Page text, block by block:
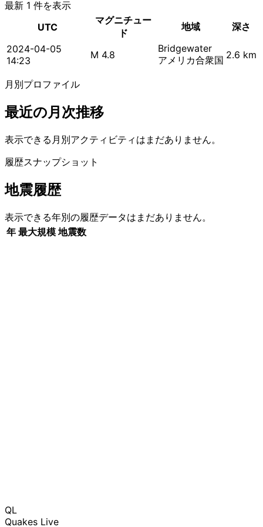
最新 1 件を表示
UTC
マグニチュー
ド
地域
深さ
2024-04-05
14:23
M 4.8
Bridgewater
アメリカ合衆国 2.6 km
月別プロファイル
最近の月次推移
表示できる月別アクティビティはまだありません。
履歴スナップショット
地震履歴
表示できる年別の履歴データはまだありません。
年 最大規模 地震数
QL
Quakes Live